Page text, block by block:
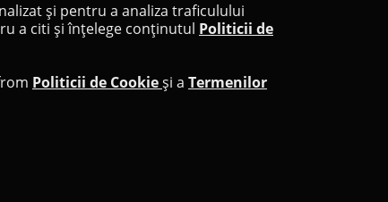
și pentru a analiza traficulului
a citi și înțelege conținutul Politicii de
Politicii de Cookieși a Termenilor